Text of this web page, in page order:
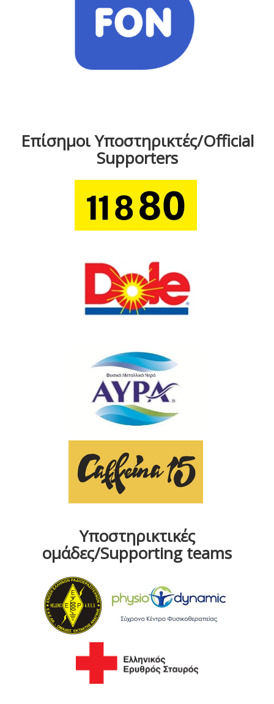
Επίσημοι Υποστηρικτές/Official
Supporters
Υποστηρικτικές
ομάδες/Supporting teams